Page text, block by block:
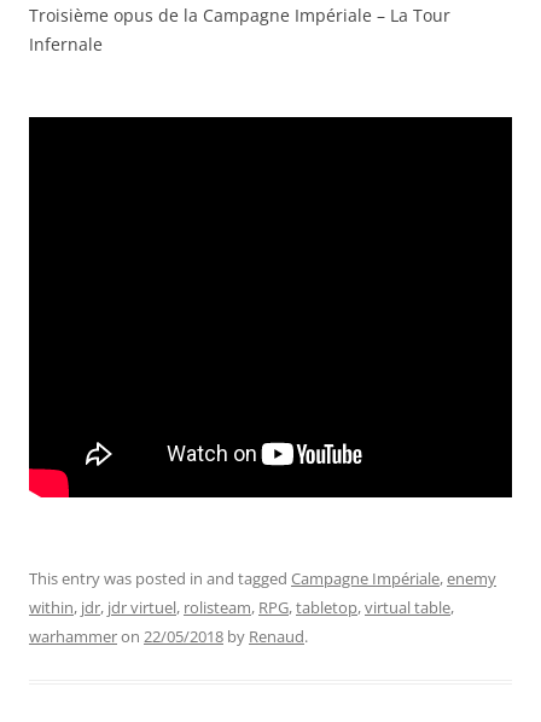
LINK
Troisième opus de la Campagne Impériale – La Tour
Infernale
This entry was posted in and tagged Campagne Impériale,enemy
within, jdr, jdr virtuel, rolisteam, RPG,tabletop,virtual table,
warhammeron 22/05/2018 by Renaud.